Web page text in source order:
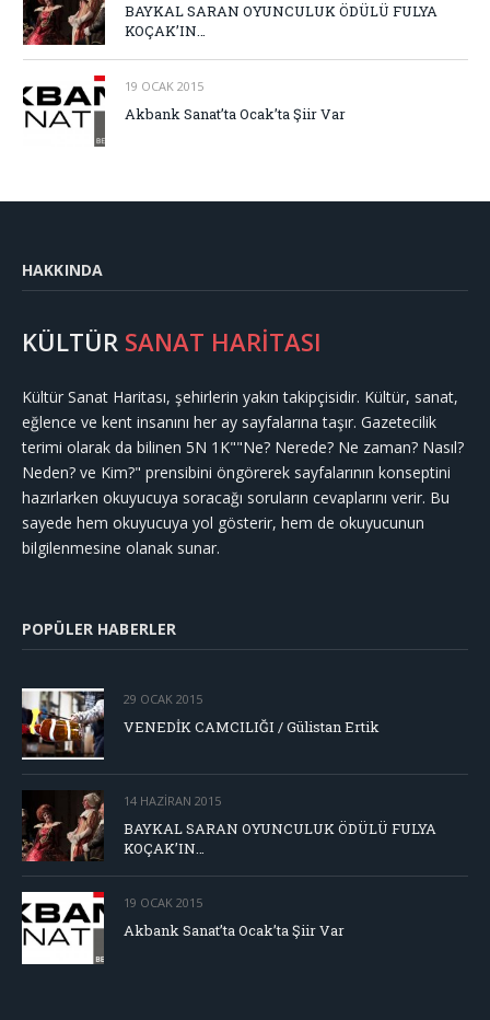
BAYKAL SARAN OYUNCULUK ÖDÜLÜ FULYA
KOÇAK’IN…
19 OCAK 2015
Akbank Sanat’ta Ocak’ta Şiir Var
HAKKINDA
KÜLTÜR SANAT HARİTASI
Kültür Sanat Haritası, şehirlerin yakın takipçisidir. Kültür, sanat,
eğlence ve kent insanını her ay sayfalarına taşır. Gazetecilik
terimi olarak da bilinen 5N 1K""Ne? Nerede? Ne zaman? Nasıl?
Neden? ve Kim?" prensibini öngörerek sayfalarının konseptini
hazırlarken okuyucuya soracağı soruların cevaplarını verir. Bu
sayede hem okuyucuya yol gösterir, hem de okuyucunun
bilgilenmesine olanak sunar.
POPÜLER HABERLER
29 OCAK 2015
VENEDİK CAMCILIĞI / Gülistan Ertik
14 HAZIRAN 2015
BAYKAL SARAN OYUNCULUK ÖDÜLÜ FULYA
KOÇAK’IN…
19 OCAK 2015
Akbank Sanat’ta Ocak’ta Şiir Var